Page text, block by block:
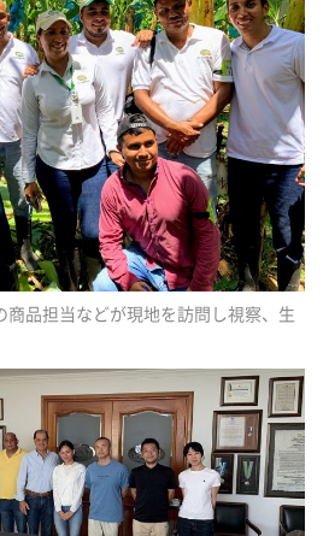
商品担当などが現地を訪問し視察、生